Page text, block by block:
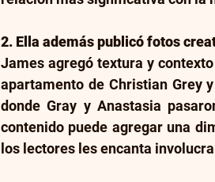
2. Ella además publicó fotos
James agregó textura y
apartamento de Christian Grey
donde Gray y Anastasia
contenido puede agregar una
los lectores les encanta